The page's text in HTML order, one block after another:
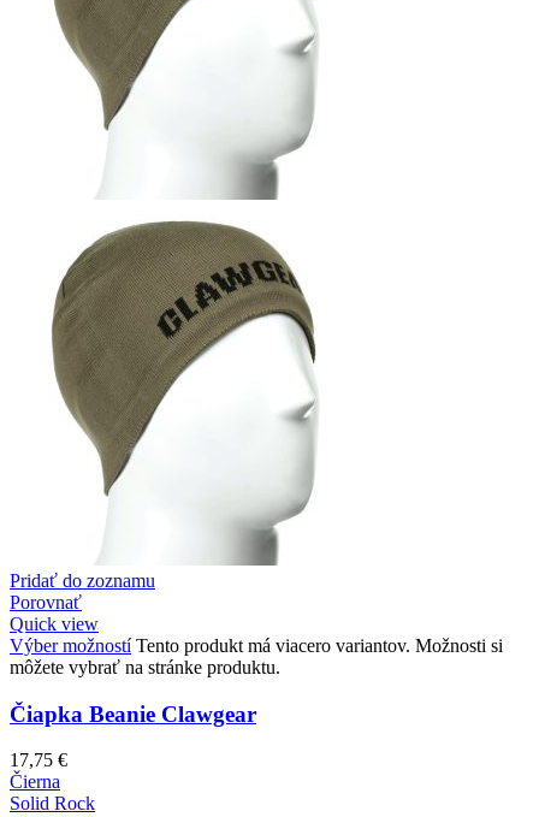
Pridať do zoznamu
Porovnať
Quick view
Výber možností Tento produkt má viacero variantov. Možnosti si
môžete vybrať na stránke produktu.
Čiapka Beanie Clawgear
17,75 €
Čierna
Solid Rock